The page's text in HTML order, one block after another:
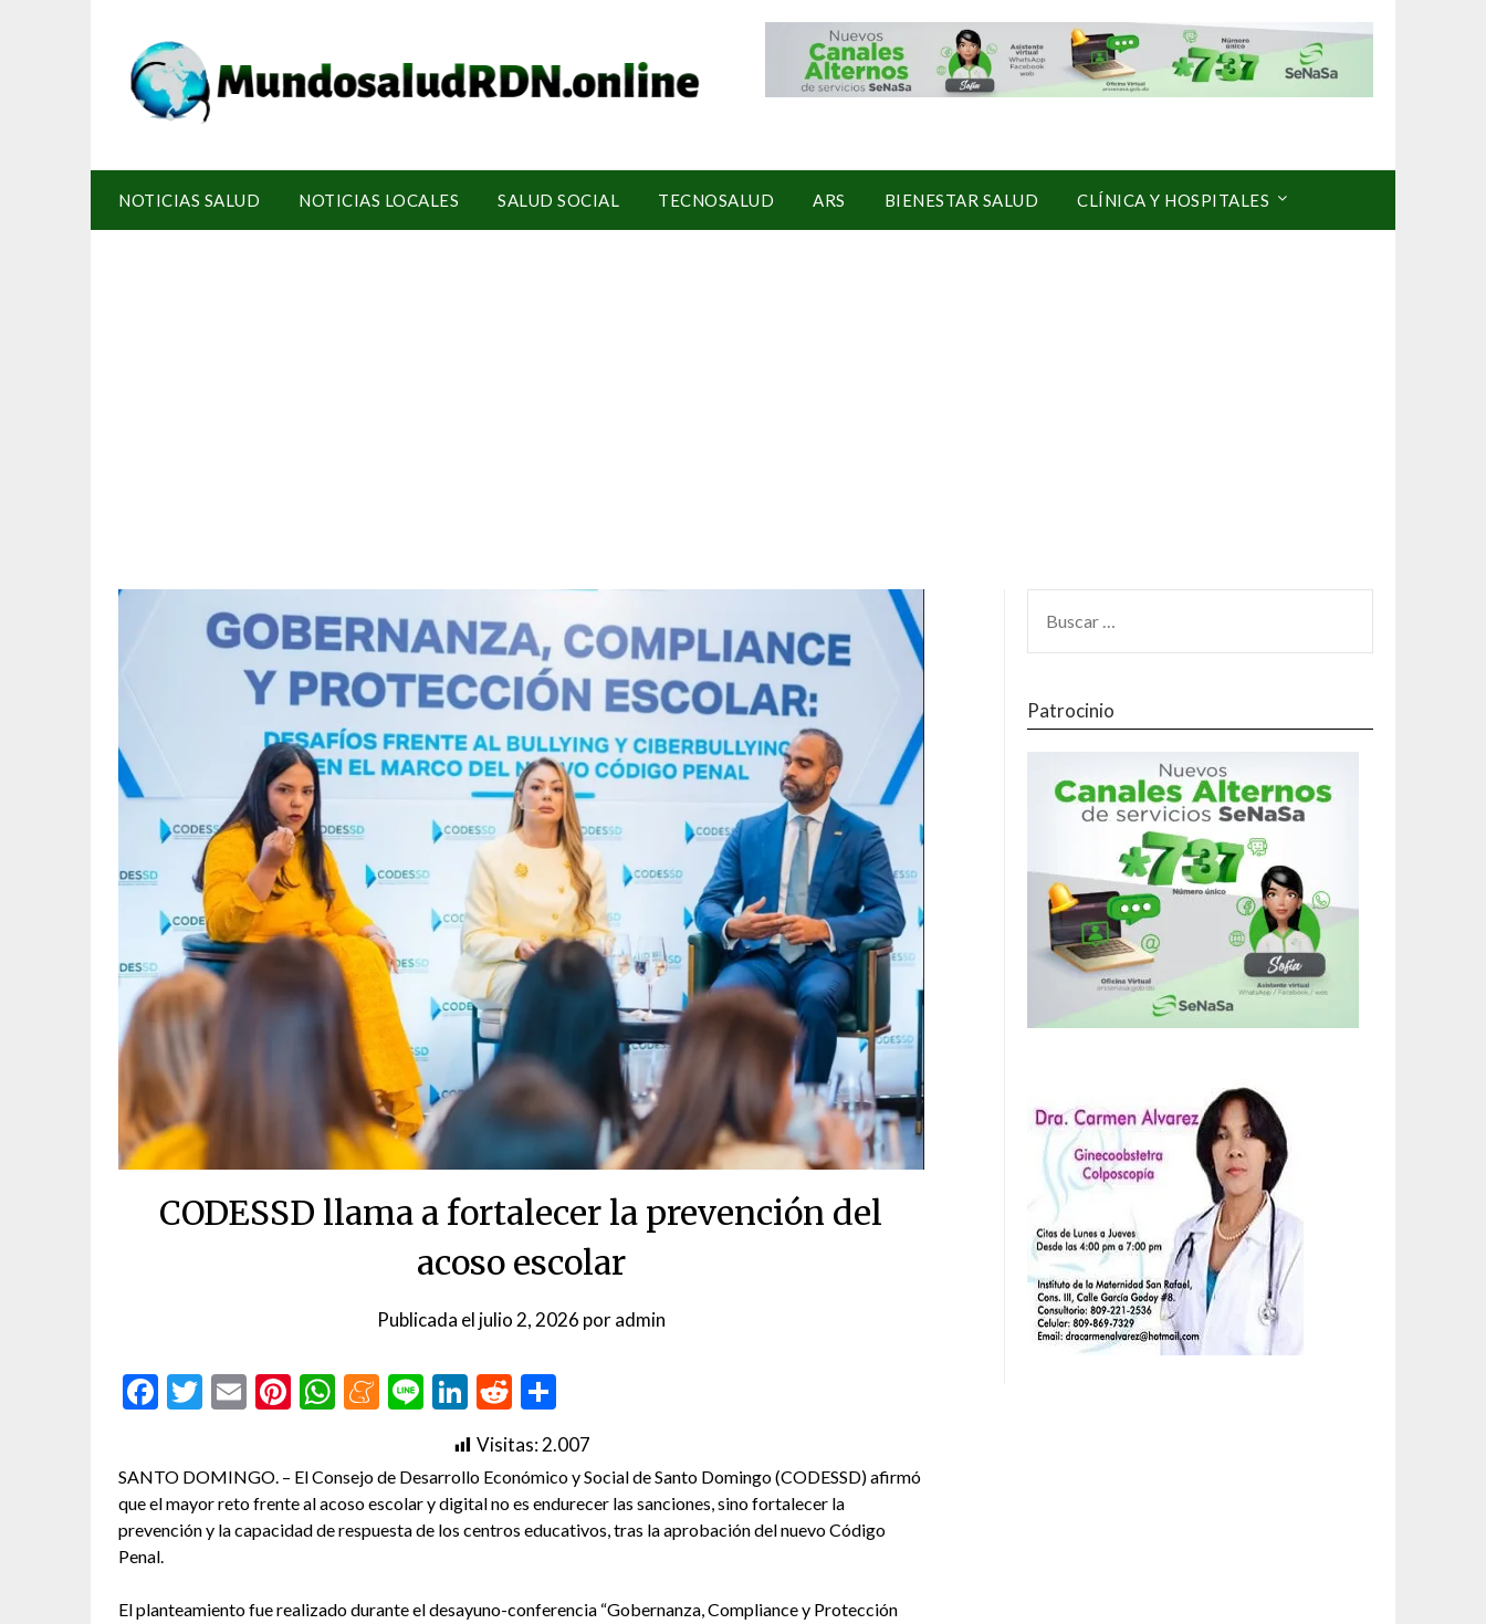
NOTICIAS SALUD NOTICIAS LOCALES SALUD SOCIAL TECNOSALUD ARS BIENESTAR SALUD CLÍNICA Y HOSPITALES
CODESSD llama a fortalecer la prevención del
acoso escolar
Publicada el julio 2, 2026 poradmin
Facebook
Twitter
EmailPinterest
WhatsApp
Meneame
LineLinkedIn
Reddit
Visitas:2.007
SANTO DOMINGO. – El Consejo de Desarrollo Económico y Social de Santo Domingo (CODESSD) afirmó
que el mayor reto frente al acoso escolar y digital no es endurecer las sanciones, sino fortalecer la
prevención y la capacidad de respuesta de los centros educativos, tras la aprobación del nuevo Código
Penal.
El planteamiento fue realizado durante el desayuno-conferencia “Gobernanza, Compliance y Protección
Patrocinio